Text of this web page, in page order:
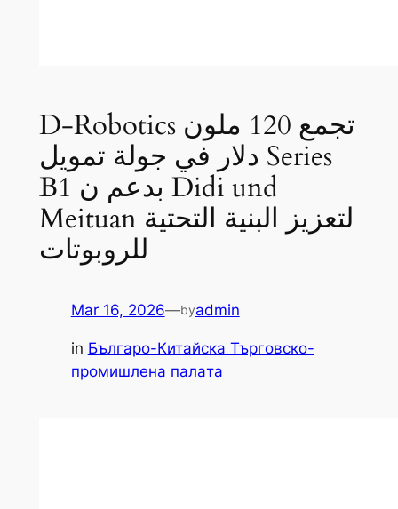
D-Robotics تجمع 120 ملون
دلار في جولة تمويل Series
B1 بدعم ن Didi und
Meituan لتعزيز البنية التحتية
للروبوتات
Mar 16, 2026—byadmin
in Българо-Китайска Търговско-
промишлена палaта